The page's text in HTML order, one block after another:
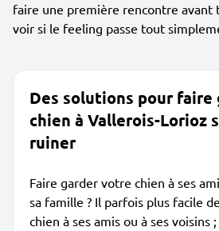
faire une première rencontre avant
voir si le feeling passe tout
Des solutions pour faire
chien à Vallerois-Lorioz
ruiner
Faire garder votre chien à ses
sa famille ? Il parfois plus facile
chien à ses amis ou à ses voisins